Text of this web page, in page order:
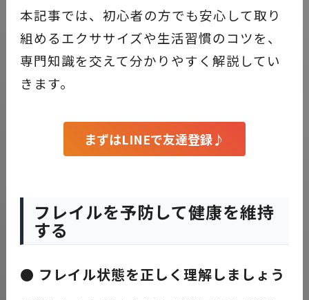
本記事では、初心者の方でも安心して取り
組めるエクササイズや生活習慣のコツを、
専門知識を交えて分かりやすく解説してい
きます。
まずはLINEで友達登録♪
フレイルを予防して健康を維持
する
● フレイル状態を正しく理解しましょう